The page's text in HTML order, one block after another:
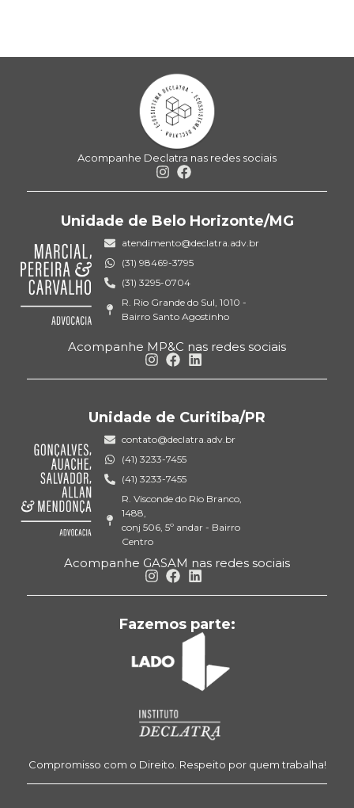
Acompanhe Declatra nas redes sociais
Unidade de Belo Horizonte/MG
atendimento@declatra.adv.br
(31) 98469-3795
(31) 3295-0704
R. Rio Grande do Sul, 1010 -
Bairro Santo Agostinho
Acompanhe MP&C nas redes sociais
Unidade de Curitiba/PR
contato@declatra.adv.br
(41) 3233-7455
(41) 3233-7455
R. Visconde do Rio Branco,
1488,
conj 506, 5º andar - Bairro
Centro
Acompanhe GASAM nas redes sociais
Fazemos parte:
Compromisso com o Direito. Respeito por quem trabalha!